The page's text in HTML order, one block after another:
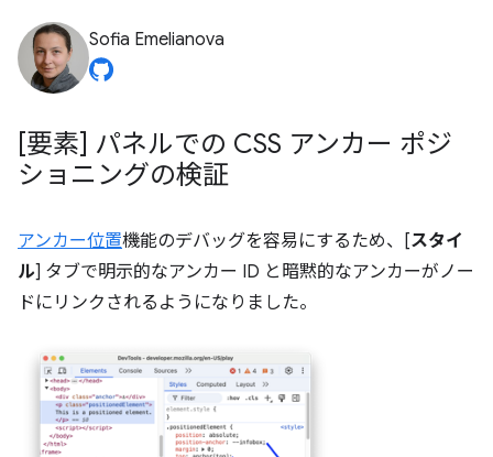
Sofia Emelianova
[要素] パネルでの CSS アンカー ポジ
ショニングの検証
アンカー位置機能のデバッグを容易にするため、[スタイ
ル] タブで明示的なアンカー ID と暗黙的なアンカーがノー
ドにリンクされるようになりました。